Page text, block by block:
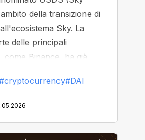
della transizione di
Sky. La
delle principali
come Binance, ha già
piattaforma.
#DAI